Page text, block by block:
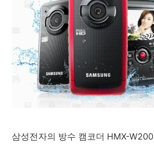
삼성전자의 방수 캠코더 HMX-W200